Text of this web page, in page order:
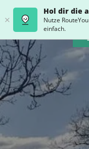
Hol dir die
Nutze
einfach.